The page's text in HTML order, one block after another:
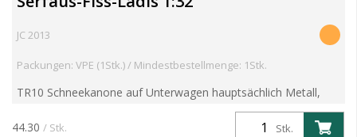
JC 2013
Packungen: VPE (1Stk.) / Mindestbestellmenge: 1Stk.
TR10 Schneekanone auf Unterwagen hauptsächlich Metall,
bewegliche Reifen, Neigung verstellbar Länge: 10 cm, Breite: 7
cm, Höhe: 8,7 cm, Gewicht: 166 g. 14+ (nur für USA, ...
Stk.
44.30 / Stk.